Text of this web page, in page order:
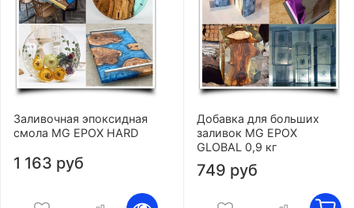
Заливочная эпоксидная
смола MG EPOX HARD
1 163 руб
Добавка для больших
заливок MG EPOX
GLOBAL 0,9 кг
749 руб